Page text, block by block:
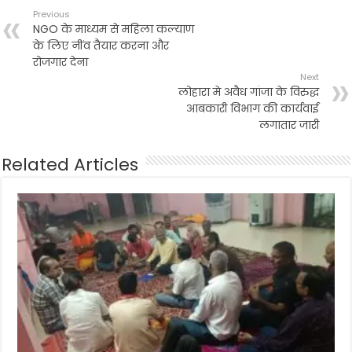
Previous
NGO के माध्यम से महिला कल्याण
के लिए नींव तैयार करना और
रोजगार देना
Next
लोहारा मे अवैध गांजा के विरुद्ध
आबकारी विभाग की कार्यवाई
लगातार जारी
Related Articles